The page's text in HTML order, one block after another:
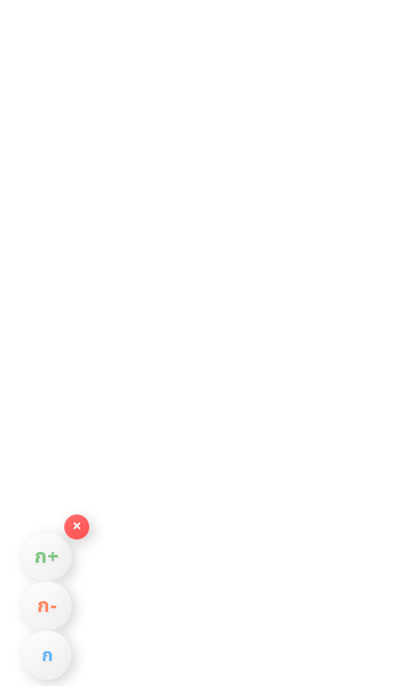
×
ก+
ก−
ก